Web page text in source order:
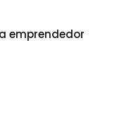
emprendedor